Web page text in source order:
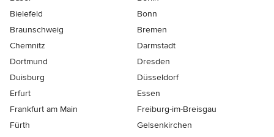
Bielefeld
Bonn
Braunschweig
Bremen
Chemnitz
Darmstadt
Dortmund
Dresden
Duisburg
Düsseldorf
Erfurt
Essen
Frankfurt am Main
Freiburg-im-Breisgau
Fürth
Gelsenkirchen